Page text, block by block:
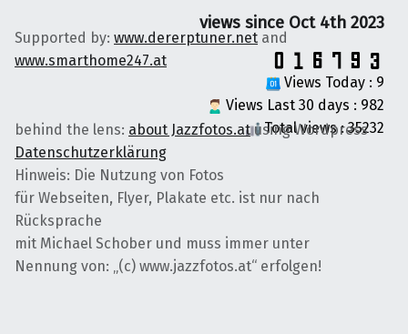
Supported by: www.dererptuner.net and
www.smarthome247.at
behind the lens: about Jazzfotos.atusing Wordpress
Datenschutzerklärung
Hinweis: Die Nutzung von Fotos
für Webseiten, Flyer, Plakate etc. ist nur nach
Rücksprache
mit Michael Schober und muss immer unter
Nennung von: „(c) www.jazzfotos.at“ erfolgen!
views since Oct 4th 2023
Views Today : 9
Views Last 30 days : 982
Total views : 35232